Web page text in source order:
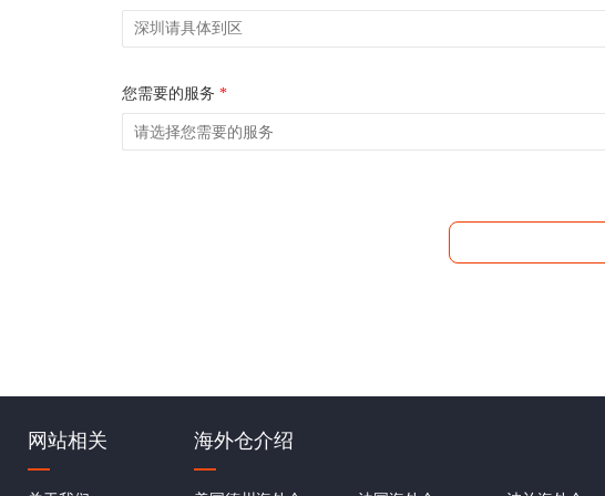
您需要的服务 *
网站相关 海外仓介绍